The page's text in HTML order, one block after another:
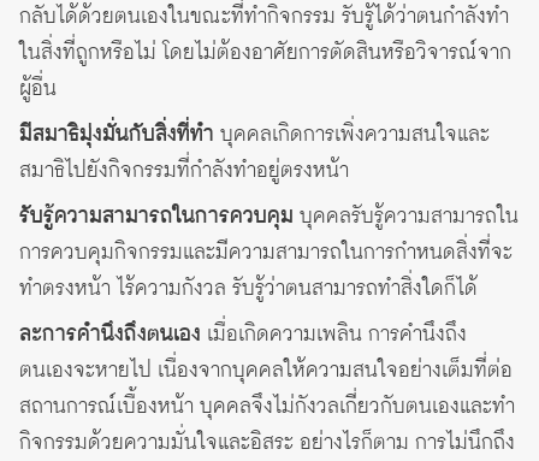
กลับได้ด้วยตนเองในขณะที่ทำกิจกรรม รับรู้ได้ว่าตนกำลังทำ
ในสิ่งที่ถูกหรือไม่ โดยไม่ต้องอาศัยการตัดสินหรือวิจารณ์จาก
ผู้อื่น
มีสมาธิมุ่งมั่นกับสิ่งที่ทำ บุคคลเกิดการเพิ่งความสนใจและ
สมาธิไปยังกิจกรรมที่กำลังทำอยู่ตรงหน้า
รับรู้ความสามารถในการควบคุม บุคคลรับรู้ความสามารถใน
การควบคุมกิจกรรมและมีความสามารถในการกำหนดสิ่งที่จะ
ทำตรงหน้า ไร้ความกังวล รับรู้ว่าตนสามารถทำสิ่งใดก็ได้
ละการคำนึงถึงตนเอง เมื่อเกิดความเพลิน การคำนึงถึง
ตนเองจะหายไป เนื่องจากบุคคลให้ความสนใจอย่างเต็มที่ต่อ
สถานการณ์เบื้องหน้า บุคคลจึงไม่กังวลเกี่ยวกับตนเองและทำ
กิจกรรมด้วยความมั่นใจและอิสระ อย่างไรก็ตาม การไม่นึกถึง